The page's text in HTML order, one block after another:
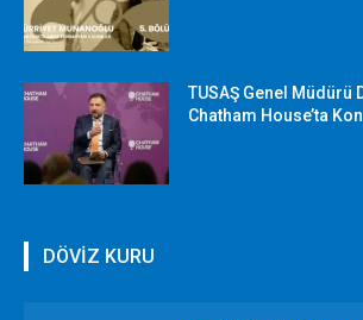
TUSAŞ Genel Müdürü
Chatham House’ta
DÖVİZ KURU